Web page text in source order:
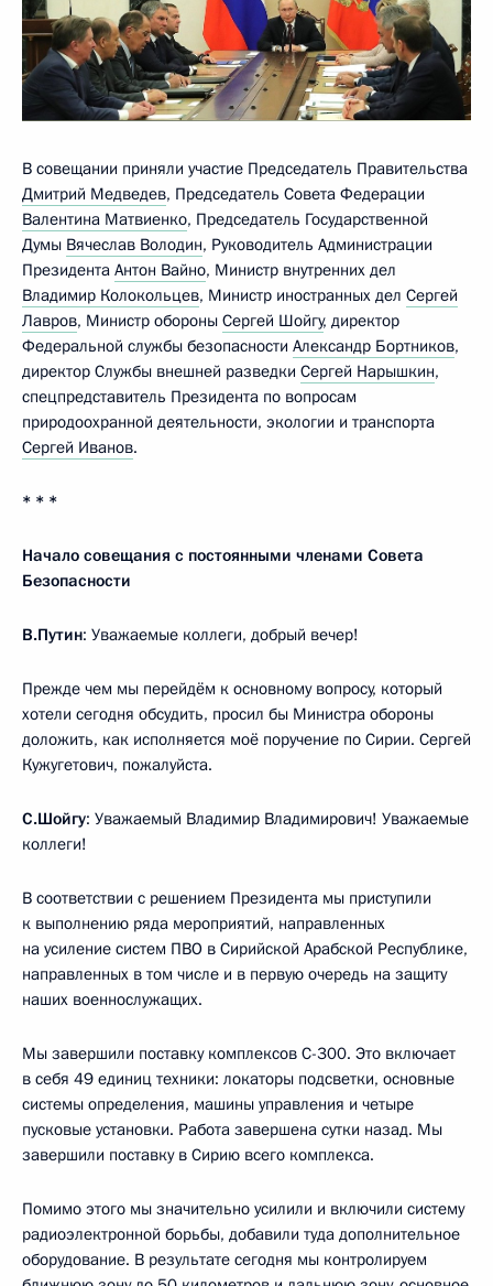
В совещании приняли участие Председатель Правительства
Дмитрий Медведев, Председатель Совета Федерации
Валентина Матвиенко, Председатель Государственной
Думы Вячеслав Володин, Руководитель Администрации
Президента Антон Вайно, Министр внутренних дел
Владимир Колокольцев, Министр иностранных дел Сергей
Лавров, Министр обороны Сергей Шойгу, директор
Федеральной службы безопасности Александр Бортников,
директор Службы внешней разведки Сергей Нарышкин,
спецпредставитель Президента по вопросам
природоохранной деятельности, экологии и транспорта
Сергей Иванов.
* * *
Начало совещания с постоянными членами Совета
Безопасности
В.Путин: Уважаемые коллеги, добрый вечер!
Прежде чем мы перейдём к основному вопросу, который
хотели сегодня обсудить, просил бы Министра обороны
доложить, как исполняется моё поручение по Сирии. Сергей
Кужугетович, пожалуйста.
С.Шойгу: Уважаемый Владимир Владимирович! Уважаемые
коллеги!
В соответствии с решением Президента мы приступили
к выполнению ряда мероприятий, направленных
на усиление систем ПВО в Сирийской Арабской Республике,
направленных в том числе и в первую очередь на защиту
наших военнослужащих.
Мы завершили поставку комплексов С-300. Это включает
в себя 49 единиц техники: локаторы подсветки, основные
системы определения, машины управления и четыре
пусковые установки. Работа завершена сутки назад. Мы
завершили поставку в Сирию всего комплекса.
Помимо этого мы значительно усилили и включили систему
радиоэлектронной борьбы, добавили туда дополнительное
оборудование. В результате сегодня мы контролируем